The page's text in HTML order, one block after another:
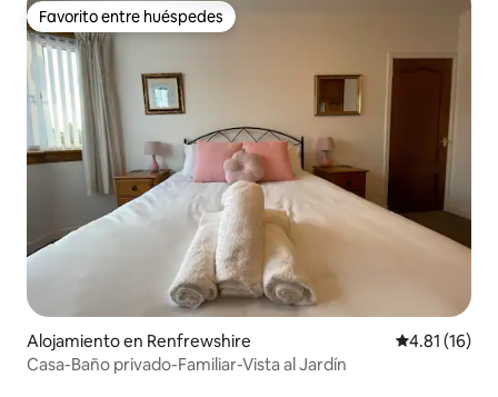
Favorito entre huéspedes
Favorito entre huéspedes
Alojamiento en Renfrewshire Calificación
4.81 (16)
Casa-Baño privado-Familiar-Vista al Jardín